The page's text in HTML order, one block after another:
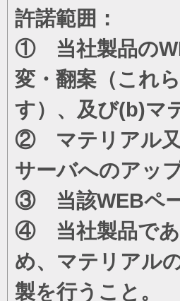
許諾範囲：
① 当社製品の
変・翻案（これ
す）、及び(b)マ
② マテリアル又
サーバへのアッ
③ 当該WEBペー
④ 当社製品であ
め、マテリアル
製を行うこと。